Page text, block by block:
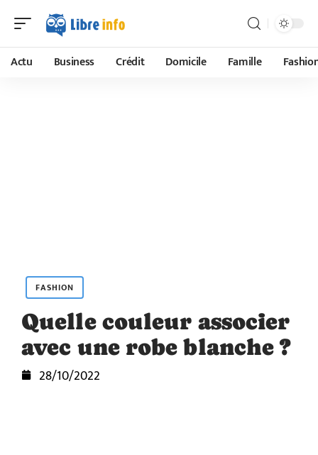
Actu Business Crédit Domicile Famille
FASHION
Quelle couleur associer
avec une robe blanche ?
28/10/2022